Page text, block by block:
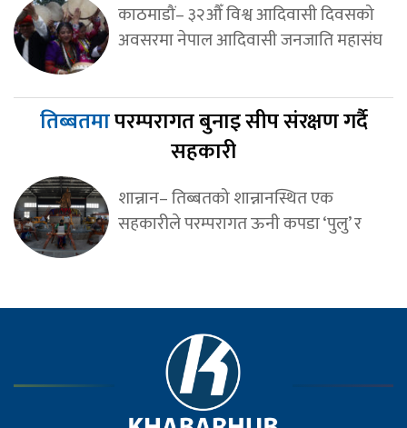
काठमाडौं– ३२औँ विश्व आदिवासी दिवसको
अवसरमा नेपाल आदिवासी जनजाति महासंघ
तिब्बतमापरम्परागत बुनाइ सीप संरक्षण गर्दै
सहकारी
शान्नान– तिब्बतको शान्नानस्थित एक
सहकारीले परम्परागत ऊनी कपडा ‘पुलु’ र